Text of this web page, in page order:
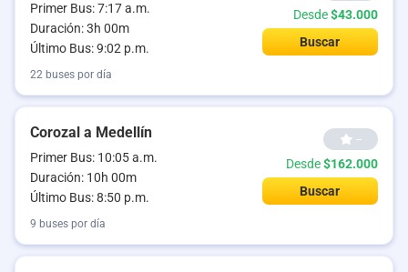
Primer Bus: 7:17 a.m.
Duración: 3h 00m
Último Bus: 9:02 p.m.
Desde$43.000
Buscar
22 buses por día
Corozal a Medellín
Primer Bus: 10:05 a.m.
Duración: 10h 00m
Último Bus: 8:50 p.m.
--
Desde$162.000
Buscar
9 buses por día